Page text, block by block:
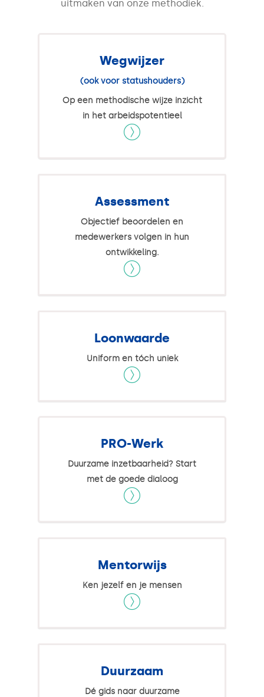
uitmaken van onze methodiek.
Wegwijzer
(ook voor statushouders)
Op een methodische wijze inzicht
in het arbeidspotentieel
Assessment
Objectief beoordelen en
medewerkers volgen in hun
ontwikkeling.
Loonwaarde
Uniform en tóch uniek
PRO-Werk
Duurzame inzetbaarheid? Start
met de goede dialoog
Mentorwijs
Ken jezelf en je mensen
Duurzaam
Dé gids naar duurzame